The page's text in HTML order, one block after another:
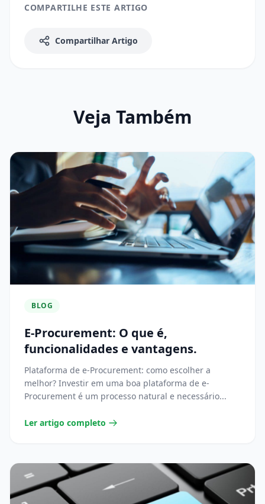
COMPARTILHE ESTE ARTIGO
Compartilhar Artigo
Veja Também
BLOG
E-Procurement: O que é,
funcionalidades e vantagens.
Plataforma de e-Procurement: como escolher a
melhor? Investir em uma boa plataforma de e-
Procurement é um processo natural e necessário...
Ler artigo completo